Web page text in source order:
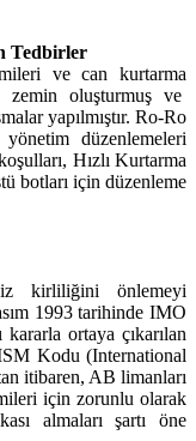
Tedbirler
ve can kurtarma
zemin oluşturmuş ve
yapılmıştır. Ro-Ro
düzenlemeleri
Hızlı Kurtarma
botları için düzenleme
kirliliğini önlemeyi
1993 tarihinde IMO
ortaya çıkarılan
Kodu (International
itibaren, AB limanları
için zorunlu olarak
almaları şartı öne